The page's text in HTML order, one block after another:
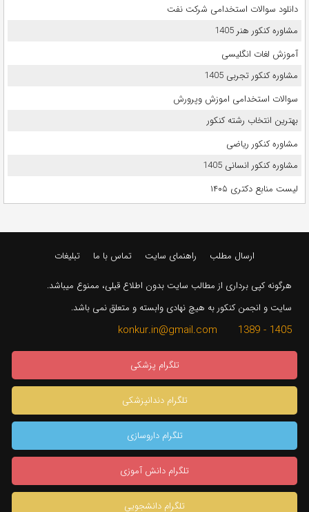
دانلود سوالات استخدامی شرکت نفت
مشاوره کنکور هنر 1405
آموزش لغات انگلیسی
مشاوره کنکور تجربی 1405
سوالات استخدامی اموزش وپرورش
بهترین انتخاب رشته کنکور
مشاوره کنکور ریاضی
مشاوره کنکور انسانی 1405
لیست منابع دکتری ۱۴۰۵
ارسال مطلب راهنمای سایت تماس با ما تبلیغات
هرگونه کپی برداری از مطالب سایت بدون اطلاع قبلی، ممنوع میباشد.
سایت و انجمن کنکور به هیچ نهادی وابسته و متعلق نمی باشد.
1405 - 1389 konkur.in@gmail.com
تلگرام پزشکی
تلگرام دندانپزشکی
تلگرام داروسازی
تلگرام دانش آموزی
تلگرام دانشجویی